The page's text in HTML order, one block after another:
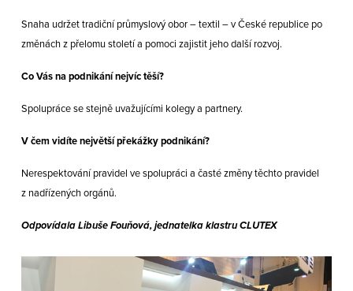
Snaha udržet tradiční průmyslový obor – textil – v České republice po
změnách z přelomu století a pomoci zajistit jeho další rozvoj.
Co Vás na podnikání nejvíc těší?
Spolupráce se stejně uvažujícími kolegy a partnery.
V čem vidíte největší překážky podnikání?
Nerespektování pravidel ve spolupráci a časté změny těchto pravidel
z nadřízených orgánů.
Odpovídala Libuše Fouňová, jednatelka klastru CLUTEX